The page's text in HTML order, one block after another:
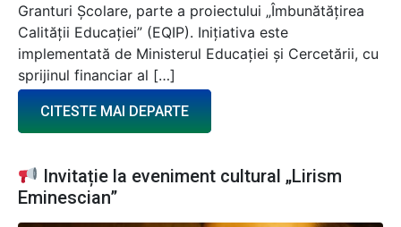
Granturi Școlare, parte a proiectului „Îmbunătățirea
Calității Educației” (EQIP). Inițiativa este
implementată de Ministerul Educației și Cercetării, cu
sprijinul financiar al […]
CITESTE MAI DEPARTE
Invitație la eveniment cultural „Lirism
Eminescian”